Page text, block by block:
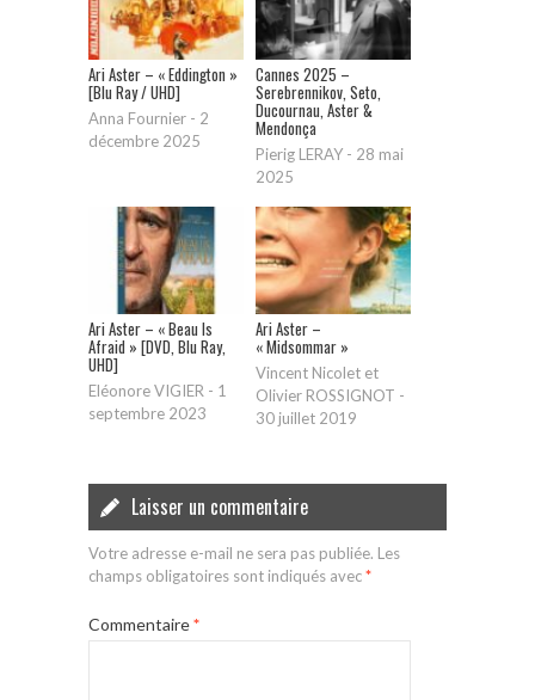
Ari Aster – « Eddington »
[Blu Ray / UHD]
Anna Fournier - 2
décembre 2025
Cannes 2025 –
Serebrennikov, Seto,
Ducournau, Aster &
Mendonça
Pierig LERAY - 28 mai
2025
Ari Aster – « Beau Is
Afraid » [DVD, Blu Ray,
UHD]
Eléonore VIGIER - 1
septembre 2023
Ari Aster –
« Midsommar »
Vincent Nicolet et
Olivier ROSSIGNOT -
30 juillet 2019
Laisser un commentaire
Votre adresse e-mail ne sera pas publiée. Les
champs obligatoires sont indiqués avec*
Commentaire*